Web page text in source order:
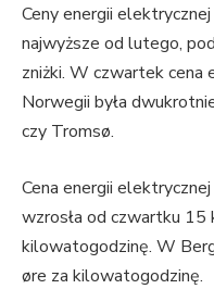
Ceny energii
najwyższe od lutego,
zniżki. W czwartek cena
Norwegii była
czy Tromsø.
Cena energii
wzrosła od czwartku 15
kilowatogodzinę. W
øre za kilowatogodzinę.